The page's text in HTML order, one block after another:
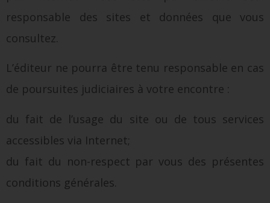
responsable des sites et données que vous
consultez.
L’éditeur ne pourra être tenu responsable en cas
de poursuites judiciaires à votre encontre :
du fait de l’usage du site ou de tous services
accessibles via Internet;
du fait du non-respect par vous des présentes
conditions générales.